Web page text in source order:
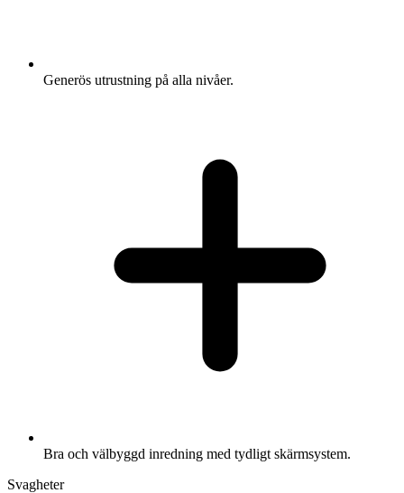
Generös utrustning på alla nivåer.
Bra och välbyggd inredning med tydligt skärmsystem.
Svagheter